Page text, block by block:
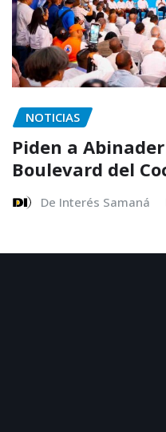
NOTICIAS
Piden a
Boulevard del
De Interés Samaná